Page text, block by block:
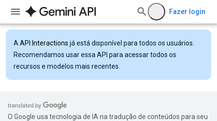
Fazer login
A API Interactions já está disponível para todos os usuários.
Recomendamos usar essa API para acessar todos os
recursos e modelos mais recentes.
O Google usa tecnologia de IA na tradução de conteúdos para seu